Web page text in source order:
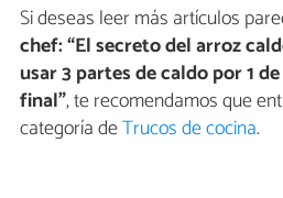
Si deseas leer más artículos
chef: “El secreto del arroz
usar 3 partes de caldo por 1
final”, te recomendamos que
categoría deTrucos de cocina.